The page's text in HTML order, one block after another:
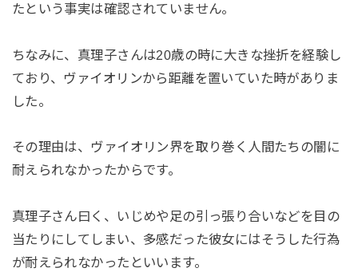
たという事実は確認されていません。
ちなみに、真理子さんは20歳の時に大きな挫折を経験し
ており、ヴァイオリンから距離を置いていた時がありま
した。
その理由は、ヴァイオリン界を取り巻く人間たちの闇に
耐えられなかったからです。
真理子さん曰く、いじめや足の引っ張り合いなどを目の
当たりにしてしまい、多感だった彼女にはそうした行為
が耐えられなかったといいます。